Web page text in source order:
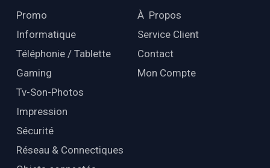
Promo
Informatique
Téléphonie / Tablette
Gaming
Tv-Son-Photos
Impression
Sécurité
Réseau & Connectiques
À Propos
Service Client
Contact
Mon Compte